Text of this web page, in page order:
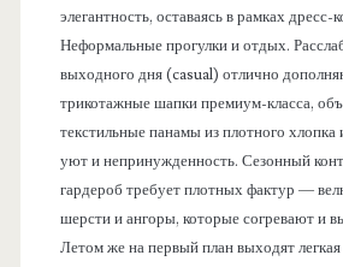
элегантность, оставаясь в рамках дресс-
Неформальные прогулки и отдых.
выходного дня (casual) отлично
трикотажные шапки премиум-класса,
текстильные панамы из плотного хлопка
уют и непринужденность. Сезонный
гардероб требует плотных фактур —
шерсти и ангоры, которые согревают и
Летом же на первый план выходят легкая